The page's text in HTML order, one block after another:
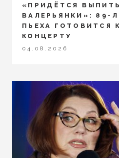
«ПРИДЁТСЯ
ВАЛЕРЬЯНКИ»: 89-
ПЬЕХА ГОТОВИТСЯ
КОНЦЕРТУ
04.08.2026